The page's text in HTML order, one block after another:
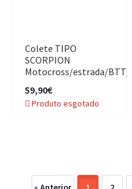
Colete TIPO
SCORPION
Motocross/estrada/BTT/
59,90€
Produto esgotado